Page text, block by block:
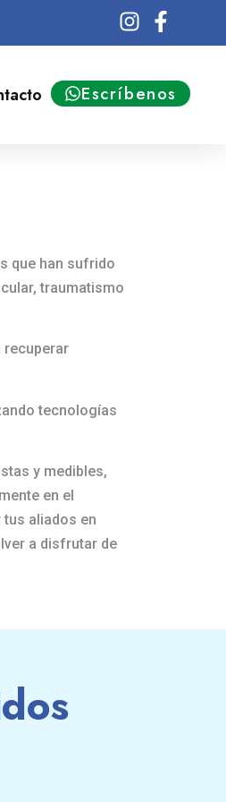
Escríbenos
que han sufrido
traumatismo
recuperar
tecnologías
y medibles,
en el
aliados en
a disfrutar de